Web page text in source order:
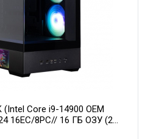
Core i9-14900 OEM
16EC/8PC// 16 ГБ ОЗУ (2
EAGLE OC ICE SFF 16GB